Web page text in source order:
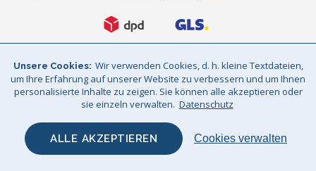
AGB Datenschutz
Impressum
Sitemap
© Big Bertha Original 2026
GHS Retail Ltd / © Big Bertha Original 2025
Unsere Cookies
Wir verwenden Cookies, d. h. kleine Textdateien,
um Ihre Erfahrung auf unserer Website zu verbessern und um Ihnen
personalisierte Inhalte zu zeigen. Sie können alle akzeptieren oder
sie einzeln verwalten. Datenschutz
ALLE AKZEPTIEREN Cookies verwalten